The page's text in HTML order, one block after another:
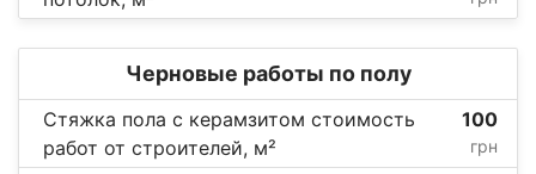
Черновые работы по полу
Стяжка пола с керамзитом стоимость
работ от строителей, м²
100
грн